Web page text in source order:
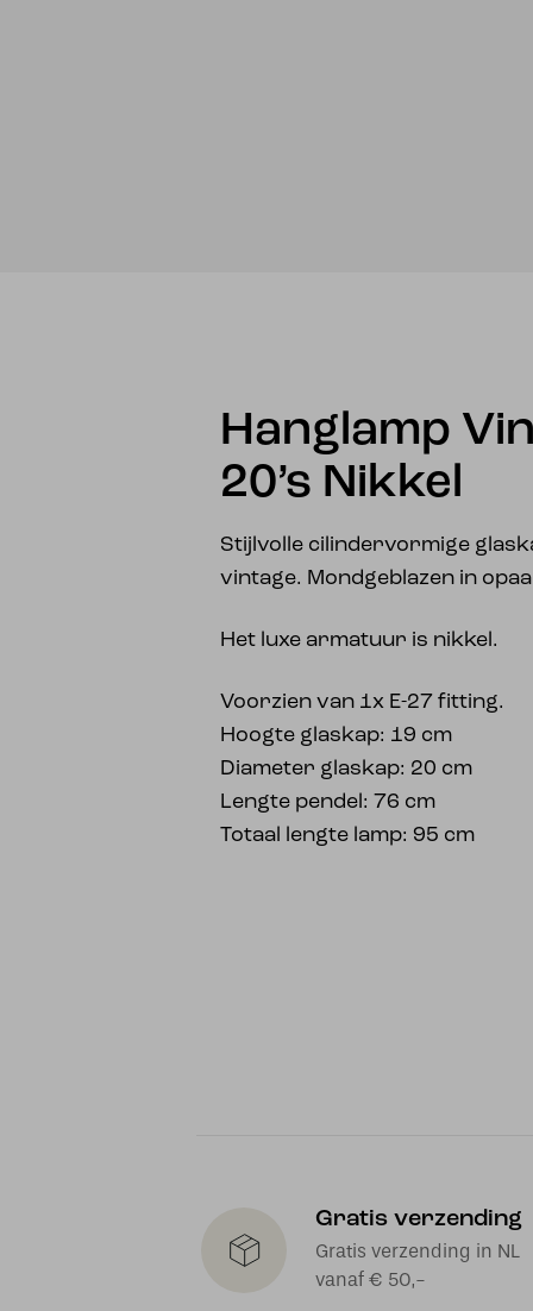
Hanglamp
20’s Nikkel
Stijlvolle cilindervormige
vintage. Mondgeblazen in
Het luxe armatuur is nikkel.
Voorzien van 1x E-27 fitting.
Hoogte glaskap: 19 cm
Diameter glaskap: 20 cm
Lengte pendel: 76 cm
Totaal lengte lamp: 95 cm
Gratis verzending
Gratis verzending in NL
vanaf € 50,-